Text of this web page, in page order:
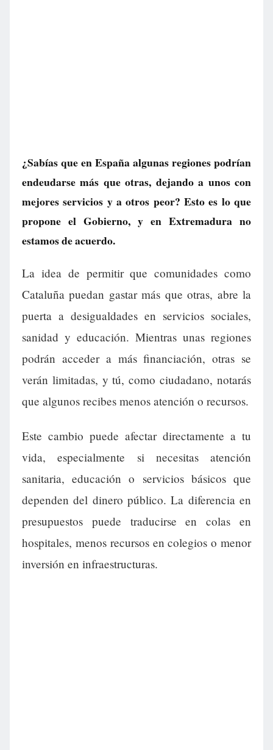
¿Sabías que en España algunas regiones podrían
endeudarse más que otras, dejando a unos con
mejores servicios y a otros peor? Esto es lo que
propone el Gobierno, y en Extremadura no
estamos de acuerdo.
La idea de permitir que comunidades como
Cataluña puedan gastar más que otras, abre la
puerta a desigualdades en servicios sociales,
sanidad y educación. Mientras unas regiones
podrán acceder a más financiación, otras se
verán limitadas, y tú, como ciudadano, notarás
que algunos recibes menos atención o recursos.
Este cambio puede afectar directamente a tu
vida, especialmente si necesitas atención
sanitaria, educación o servicios básicos que
dependen del dinero público. La diferencia en
presupuestos puede traducirse en colas en
hospitales, menos recursos en colegios o menor
inversión en infraestructuras.